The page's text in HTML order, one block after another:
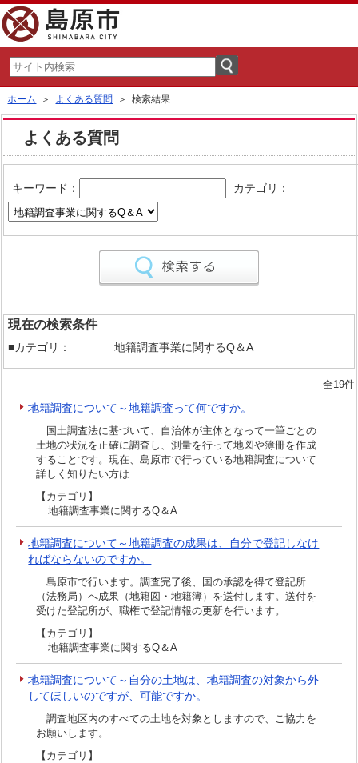
ホーム ＞ よくある質問 ＞ 検索結果
よくある質問
キーワード： カテゴリ：
現在の検索条件
■カテゴリ： 地籍調査事業に関するQ＆A
全19件
地籍調査について～地籍調査って何ですか。
国土調査法に基づいて、自治体が主体となって一筆ごとの
土地の状況を正確に調査し、測量を行って地図や簿冊を作成
することです。現在、島原市で行っている地籍調査について
詳しく知りたい方は…
【カテゴリ】
地籍調査事業に関するQ＆A
地籍調査について～地籍調査の成果は、自分で登記しなけ
ればならないのですか。
島原市で行います。調査完了後、国の承認を得て登記所
（法務局）へ成果（地籍図・地籍簿）を送付します。送付を
受けた登記所が、職権で登記情報の更新を行います。
【カテゴリ】
地籍調査事業に関するQ＆A
地籍調査について～自分の土地は、地籍調査の対象から外
してほしいのですが、可能ですか。
調査地区内のすべての土地を対象としますので、ご協力を
お願いします。
【カテゴリ】